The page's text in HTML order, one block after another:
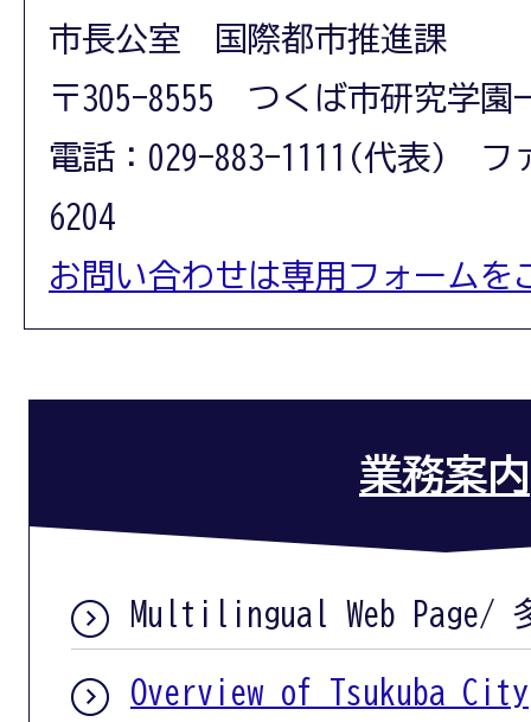
市長公室 国際都市推進課
〒305-8555 つくば市研究学園
電話：029-883-1111(代表) フ
6204
お問い合わせは専用フォームを
業務案内
Multilingual Web Page/
Overview of Tsukuba City